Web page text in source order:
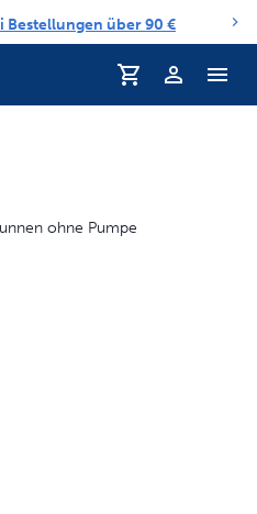
Bestellungen über 90 €
Profil
ohne Pumpe